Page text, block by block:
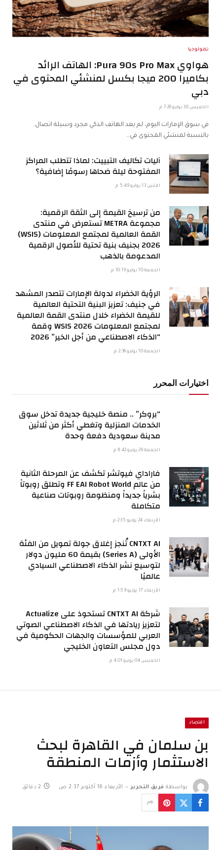
تكنولوجيا
هواوي Pura 90s Pro Max: الهاتف الرائد
بكاميرا 200 ميجا بكسل لمنشئي المحتوى في
دبي
الخميس 30 يوليو 7:26 م
في سوق الإمارات اليوم، لم يعد الهاتف الذكي مجرد وسيلة اتصال.
بالنسبة لمنشئي المحتوى في…
آليات تكاليف التبييت: لماذا تتطلب المراكز
المفتوحة ليلة ضحاها رسومًا إضافية؟
الإثنين 13 يوليو 5:49 م
من ترسيخ القيمة إلى الثقة الرقمية:
مجموعة METRA تستعرض في منتدى
القمة العالمية لمجتمع المعلومات (WSIS)
2026 بجنيف بنية تحتية للأصول الرقمية
المدعومة بالذهب
الجمعة 10 يوليو 10:19 م
الرؤية الخضراء لدولة الإمارات تتصدر المشهد
في جنيف: تعزيز البنية التحتية العالمية
للقيمة الخضراء خلال منتدى القمة العالمية
لمجتمع المعلومات WSIS 2026 وقمة
“الذكاء الاصطناعي من أجل الخير” 2026
الجمعة 10 يوليو 2:36 م
اختيارات المحرر
“بروكر” .. منصة خليجية جديدة تدخل سوق
الخدمات المنزلية وتغطي أكثر من ثلاثين
مدينة سعودية دفعة وحدة
الجمعة 26 يونيو 8:42 م
فاراداي فيوتشر تكشف عن المرحلة الثانية
من عالم FF EAI Robot World وتطلق روبوتاً
بشرياً جديداً ومنظومة روبوتات صناعية
متكاملة
الأربعاء 24 يونيو 2:35 م
CNTXT AI تُنجز إغلاق جولة تمويل من الفئة
الأولى (Series A) بقيمة 60 مليون دولار
لتوسيع نشر الذكاء الاصطناعي السيادي
عالميًا
الأربعاء 17 يونيو 1:59 م
شركة CNTXT AI تستحوذ على Actualize
لتعزيز ريادتها في الذكاء الاصطناعي الصوتي
العربي للمؤسسات والجهات الحكومية في
دول مجلس التعاون الخليجي
الخميس 04 يونيو 4:01 م
اقتصاد
بن سلمان في القاهرة لبحث
الاستثمار وأزمات المنطقة
بواسطة فريق التحرير الأربعاء 16 أكتوبر 2:37 ص 2 دقائق